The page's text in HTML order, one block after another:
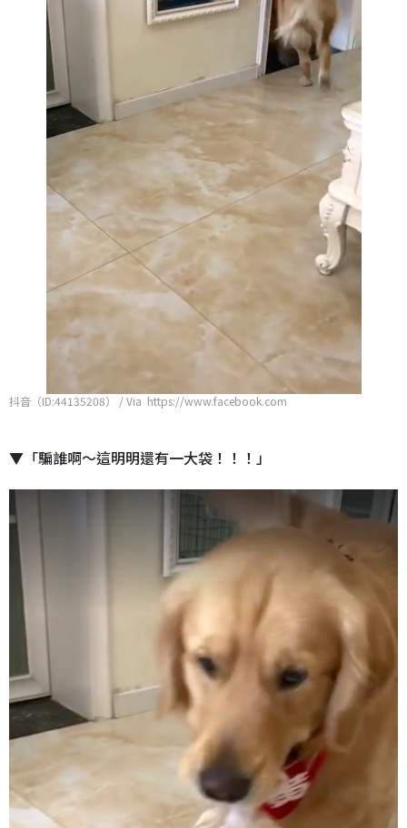
抖音（ID:44135208） / Via https://www.facebook.com
▼「騙誰啊～這明明還有一大袋！！！」